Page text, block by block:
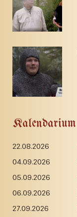
Kalendarium
22.08.2026
04.09.2026
05.09.2026
06.09.2026
27.09.2026